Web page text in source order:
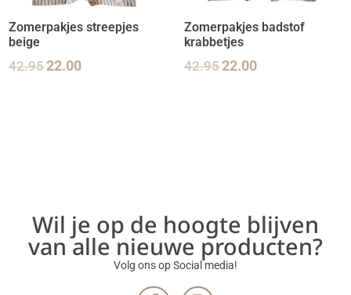
Zomerpakjes streepjes
beige
42.9522.00
Zomerpakjes badstof
krabbetjes
42.9522.00
Wil je op de hoogte blijven
van alle nieuwe producten?
Volg ons op Social media!